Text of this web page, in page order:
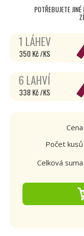
POTŘEBUJETE
1 LÁHEV
350 Kč /KS
6 LAHVÍ
338 Kč /KS
Cena
Počet kusů
Celková suma